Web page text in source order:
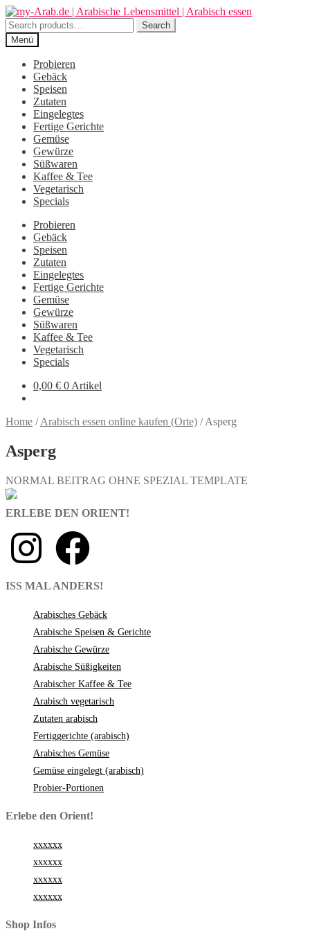
Zur
Navigation
springen
Zum
Inhalt
springen
Search
for:
Search
Menü
Probieren
Gebäck
Speisen
Zutaten
Eingelegtes
Fertige Gerichte
Gemüse
Gewürze
Süßwaren
Kaffee & Tee
Vegetarisch
Specials
Probieren
Gebäck
Speisen
Zutaten
Eingelegtes
Fertige Gerichte
Gemüse
Gewürze
Süßwaren
Kaffee & Tee
Vegetarisch
Specials
0,00 € 0 Artikel
Home /Arabisch essen online kaufen (Orte) /Asperg
Asperg
NORMAL BEITRAG OHNE SPEZIAL TEMPLATE
ERLEBE DEN ORIENT!
ISS MAL ANDERS!
Arabisches Gebäck
Arabische Speisen & Gerichte
Arabische Gewürze
Arabische Süßigkeiten
Arabischer Kaffee & Tee
Arabisch vegetarisch
Zutaten arabisch
Fertiggerichte (arabisch)
Arabisches Gemüse
Gemüse eingelegt (arabisch)
Probier-Portionen
Erlebe den Orient!
xxxxxx
xxxxxx
xxxxxx
xxxxxx
Shop Infos